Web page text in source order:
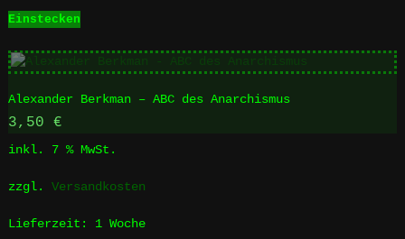
Einstecken
Alexander Berkman – ABC des Anarchismus
3,50 €
inkl. 7 % MwSt.
zzgl. Versandkosten
Lieferzeit: 1 Woche